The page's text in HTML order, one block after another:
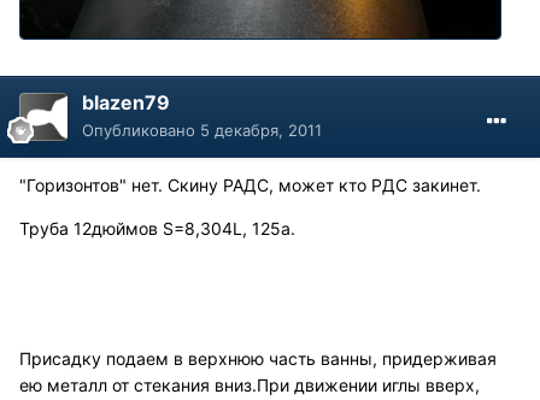
blazen79
Опубликовано 5 декабря, 2011
"Горизонтов" нет. Скину РАДС, может кто РДС закинет.
Труба 12дюймов S=8,304L, 125а.
Присадку подаем в верхнюю часть ванны, придерживая
ею металл от стекания вниз.При движении иглы вверх,